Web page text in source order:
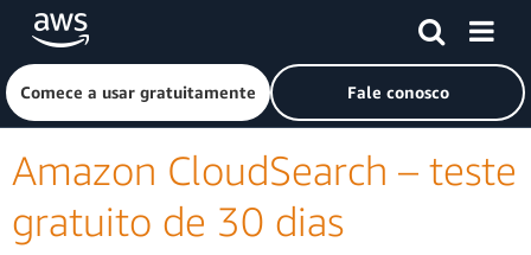
Pular para o conteúdo principal
Clique aqui para voltar à página inicial da Amazon Web
Comece a usar gratuitamente Fale conosco
Amazon CloudSearch – teste
gratuito de 30 dias